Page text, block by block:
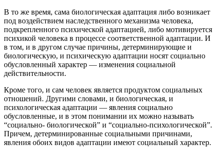
В то же время, сама биологическая адаптация либо возникает
под воздействием наследственного механизма человека,
подкрепленного психической адаптацией, либо мотивируется
психикой человека в процессе соответственной адаптации. И
в том, и в другом случае причины, детерминирующие и
биологическую, и психическую адаптации носят социально
обусловленный характер — изменения социальной
действительности.
Кроме того, и сам человек является продуктом социальных
отношений. Другими словами, и биологическая, и
психологическая адаптации — явления социально
обусловленные, и в этом понимании их можно называть
“социально- биологической” и “социально-психологической”.
Причем, детерминированные социальными причинами,
явления обоих видов адаптации имеют социальный характер.